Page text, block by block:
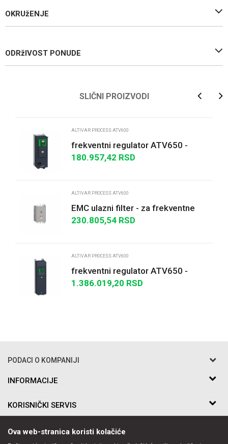
OKRUžENJE
ODRžIVOST PONUDE
SLIČNI PROIZVODI
ALTIVAR PROCESS ATV600
frekventni regulator ATV650 -
2.2kW/3HP - 380...480V - IP55 - sa
180.957,42 RSD
ALTIVAR PROCESS ATV600
EMC ulazni filter - za frekventne
regulatore - trofazno napajanje
230.805,54 RSD
ALTIVAR PROCESS ATV600
frekventni regulator ATV650 -
90kW/125HP - 380...480V - IP55
1.386.019,20 RSD
PODACI O KOMPANIJI
Razo DOO
Bakarska br.5
Telefon:
INFORMACIJE
KORISNIČKI SERVIS
Politika privatnosti
PRATITE NAS
Ova web-stranica koristi kolačiće